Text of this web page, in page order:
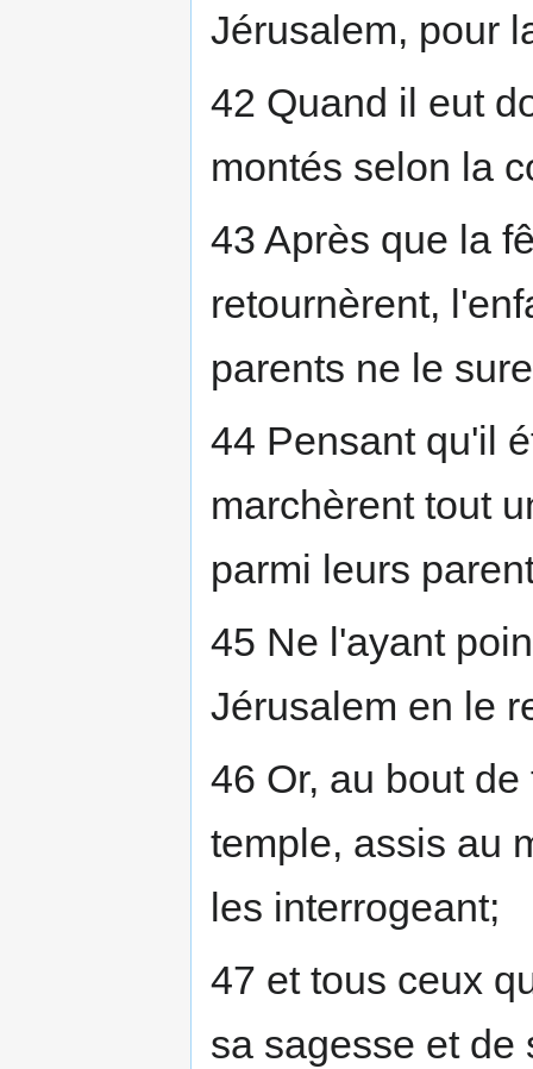
Jérusalem, pour
42 Quand il eut
montés selon la
43 Après que la
retournèrent,
parents ne le
44 Pensant qu'il
marchèrent tout
parmi leurs
45 Ne l'ayant
Jérusalem en le
46 Or, au bout
temple, assis au
les interrogeant;
47 et tous ceux
sa sagesse et de